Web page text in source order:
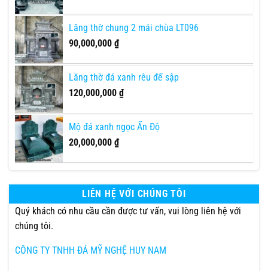
Lăng thờ chung 2 mái chùa LT096
90,000,000 ₫
Lăng thờ đá xanh rêu đế sập
120,000,000 ₫
Mộ đá xanh ngọc Ấn Độ
20,000,000 ₫
LIÊN HỆ VỚI CHÚNG TÔI
Quý khách có nhu cầu cần được tư vấn, vui lòng liên hệ với
chúng tôi.
CÔNG TY TNHH ĐÁ MỸ NGHỆ HUY NAM